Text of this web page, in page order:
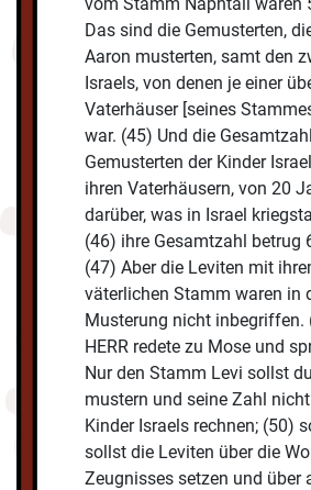
Das sind die Gemusterten,
Aaron musterten, samt den
Israels, von denen je einer
Vaterhäuser [seines
war. (45) Und die
Gemusterten der Kinder
ihren Vaterhäusern, von 20
darüber, was in Israel
(46) ihre Gesamtzahl betrug
(47) Aber die Leviten mit
väterlichen Stamm waren in
Musterung nicht inbegriffen.
HERR redete zu Mose und
Nur den Stamm Levi sollst
mustern und seine Zahl
Kinder Israels rechnen; (50)
sollst die Leviten über die
Zeugnisses setzen und über